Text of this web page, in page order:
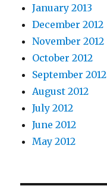
January 2013
December 2012
November 2012
October 2012
September 2012
August 2012
July 2012
June 2012
May 2012